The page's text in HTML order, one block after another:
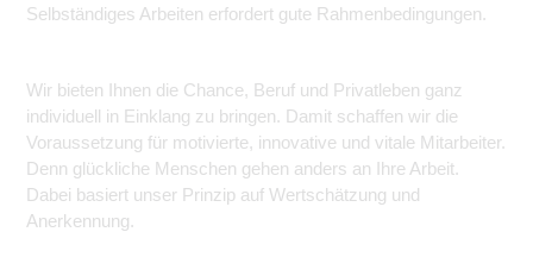
Selbständiges Arbeiten erfordert gute Rahmenbedingungen.
Wir bieten Ihnen die Chance, Beruf und Privatleben ganz
individuell in Einklang zu bringen. Damit schaffen wir die
Voraussetzung für motivierte, innovative und vitale Mitarbeiter.
Denn glückliche Menschen gehen anders an Ihre Arbeit.
Dabei basiert unser Prinzip auf Wertschätzung und
Anerkennung.